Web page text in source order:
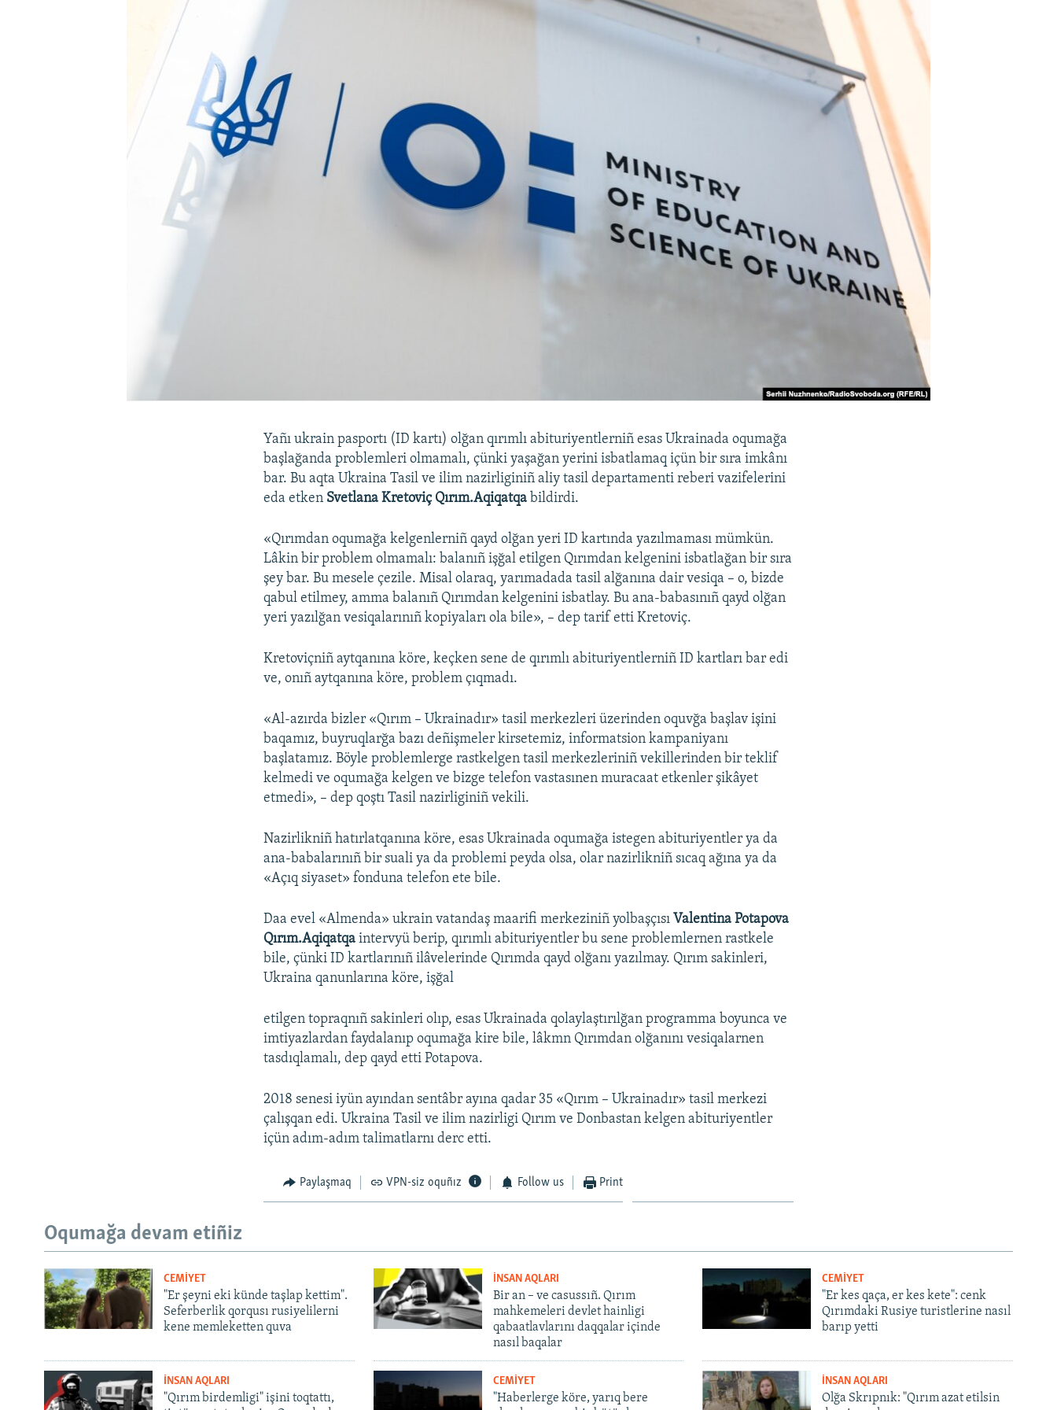
Yañı ukrain pasportı (ID kartı) olğan qırımlı abituriyentlerniñ esas Ukrainada oqumağa
başlağanda problemleri olmamalı, çünki yaşağan yerini isbatlamaq içün bir sıra imkânı
bar. Bu aqta Ukraina Tasil ve ilim nazirliginiñ aliy tasil departamenti reberi vazifelerini
eda etken Svetlana Kretoviç Qırım.Aqiqatqa bildirdi.
«Qırımdan oqumağa kelgenlerniñ qayd olğan yeri ID kartında yazılmaması mümkün.
Lâkin bir problem olmamalı: balanıñ işğal etilgen Qırımdan kelgenini isbatlağan bir sıra
şey bar. Bu mesele çezile. Misal olaraq, yarımadada tasil alğanına dair vesiqa – o, bizde
qabul etilmey, amma balanıñ Qırımdan kelgenini isbatlay. Bu ana-babasınıñ qayd olğan
yeri yazılğan vesiqalarınıñ kopiyaları ola bile», – dep tarif etti Kretoviç.
Kretoviçniñ aytqanına köre, keçken sene de qırımlı abituriyentlerniñ ID kartları bar edi
ve, onıñ aytqanına köre, problem çıqmadı.
«Al-azırda bizler «Qırım – Ukrainadır» tasil merkezleri üzerinden oquvğa başlav işini
baqamız, buyruqlarğa bazı deñişmeler kirsetemiz, informatsion kampaniyanı
başlatamız. Böyle problemlerge rastkelgen tasil merkezleriniñ vekillerinden bir teklif
kelmedi ve oqumağa kelgen ve bizge telefon vastasınen muracaat etkenler şikâyet
etmedi», – dep qoştı Tasil nazirliginiñ vekili.
Nazirlikniñ hatırlatqanına köre, esas Ukrainada oqumağa istegen abituriyentler ya da
ana-babalarınıñ bir suali ya da problemi peyda olsa, olar nazirlikniñ sıcaq ağına ya da
«Açıq siyaset» fonduna telefon ete bile.
Daa evel «Almenda» ukrain vatandaş maarifi merkeziniñ yolbaşçısı Valentina Potapova
Qırım.Aqiqatqa intervyü berip, qırımlı abituriyentler bu sene problemlernen rastkele
bile, çünki ID kartlarınıñ ilâvelerinde Qırımda qayd olğanı yazılmay. Qırım sakinleri,
Ukraina qanunlarına köre, işğal
etilgen topraqnıñ sakinleri olıp, esas Ukrainada qolaylaştırılğan programma boyunca ve
imtiyazlardan faydalanıp oqumağa kire bile, lâkmn Qırımdan olğanını vesiqalarnen
tasdıqlamalı, dep qayd etti Potapova.
2018 senesi iyün ayından sentâbr ayına qadar 35 «Qırım – Ukrainadır» tasil merkezi
çalışqan edi. Ukraina Tasil ve ilim nazirligi Qırım ve Donbastan kelgen abituriyentler
içün adım-adım talimatlarnı derc etti.
Paylaşmaq VPN-siz oquñız Follow us Print
Oqumağa devam etiñiz
CEMİYET
"Er şeyni eki künde taşlap kettim".
Seferberlik qorqusı rusiyelilerni
kene memleketten quva
İNSAN AQLARI
Bir an – ve casussıñ. Qırım
mahkemeleri devlet hainligi
qabaatlavlarını daqqalar içinde
nasıl baqalar
CEMİYET
"Er kes qaça, er kes kete": cenk
Qırımdaki Rusiye turistlerine nasıl
barıp yetti
İNSAN AQLARI
"Qırım birdemligi" işini toqtattı,
CEMİYET
"Haberlerge köre, yarıq bere
İNSAN AQLARI
Olğa Skrıpnık: "Qırım azat etilsin